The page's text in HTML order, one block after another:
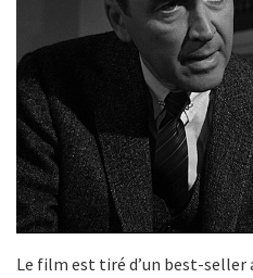
Le film est tiré d’un best-seller